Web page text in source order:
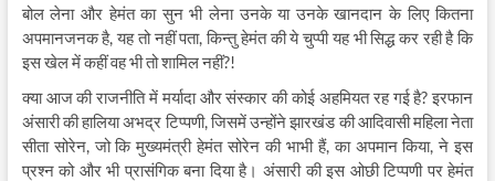
बोल लेना और हेमंत का सुन भी लेना उनके या उनके खानदान के लिए कितना
अपमानजनक है, यह तो नहीं पता, किन्तु हेमंत की ये चुप्पी यह भी सिद्ध कर रही है कि
इस खेल में कहीं वह भी तो शामिल नहीं?!
क्या आज की राजनीति में मर्यादा और संस्कार की कोई अहमियत रह गई है? इरफान
अंसारी की हालिया अभद्र टिप्पणी, जिसमें उन्होंने झारखंड की आदिवासी महिला नेता
सीता सोरेन, जो कि मुख्यमंत्री हेमंत सोरेन की भाभी हैं, का अपमान किया, ने इस
प्रश्न को और भी प्रासंगिक बना दिया है। अंसारी की इस ओछी टिप्पणी पर हेमंत